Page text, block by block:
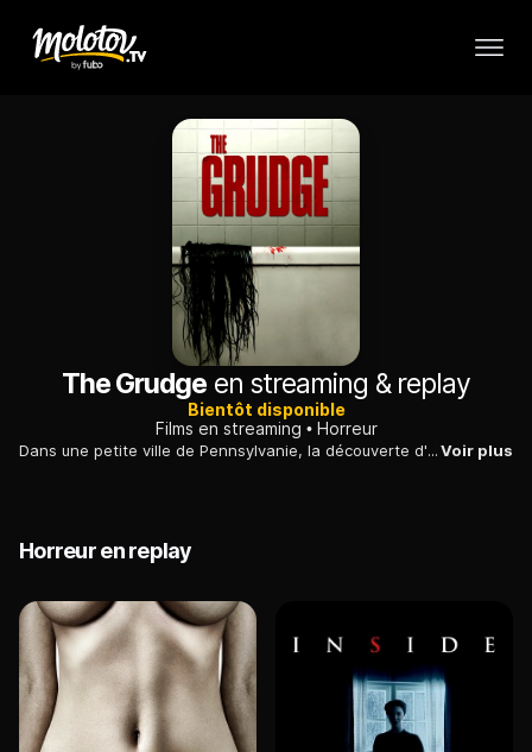
The Grudge en streaming & replay
Bientôt disponible
Films en streaming
Horreur
Dans une petite ville de Pennsylvanie, la découverte d'un corps en putréfaction dans un véhicule mène la détective Muldoon à faire une macabre trouvaille dans une maison associée à la victime.Voir plus
Horreur en replay